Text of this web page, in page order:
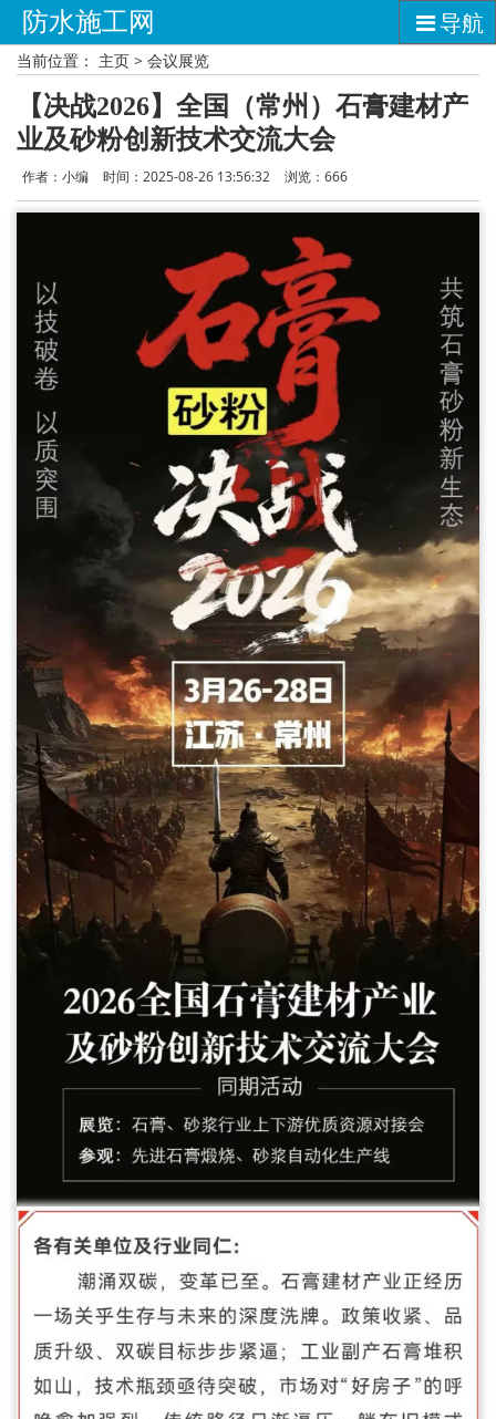
防水施工网 导航
当前位置： 主页 > 会议展览
【决战2026】全国（常州）石膏建材产
业及砂粉创新技术交流大会
作者：小编 时间：2025-08-26 13:56:32 浏览： 666